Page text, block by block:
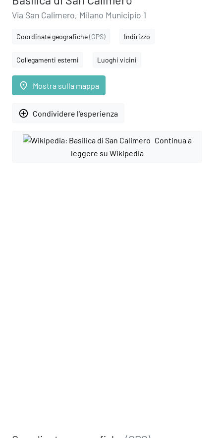
Via San Calimero, Milano Municipio 1
Coordinate geografiche(GPS) Indirizzo
Collegamenti esterni Luoghi vicini
place Mostra sulla mappa
add_circle_outline Condividere l'esperienza
Continua a
leggere su Wikipedia